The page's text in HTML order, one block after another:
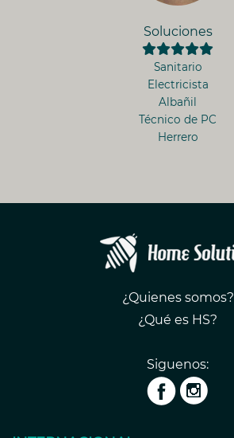
Soluciones
Sanitario
Electricista
Albañil
Técnico de PC
Herrero
¿Quienes somos?
¿Qué es HS?
Siguenos: